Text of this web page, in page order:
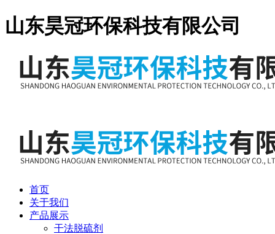
山东昊冠环保科技有限公司
首页
关于我们
产品展示
干法脱硫剂